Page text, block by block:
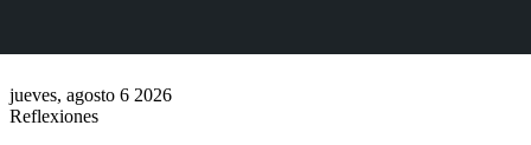
jueves, agosto 6 2026
Reflexiones